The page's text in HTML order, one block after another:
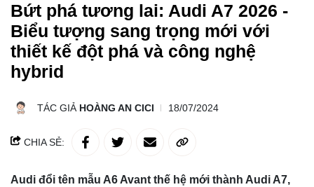
Bứt phá tương lai: Audi A7 2026 -
Biểu tượng sang trọng mới với
thiết kế đột phá và công nghệ
hybrid
TÁC GIẢ HOÀNG AN CICI 18/07/2024
CHIA SẺ:
Audi đổi tên mẫu A6 Avant thế hệ mới thành Audi A7,